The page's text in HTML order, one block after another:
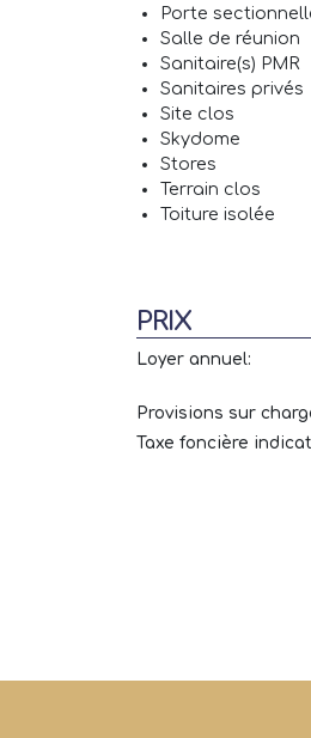
Porte
Salle de réunion
Sanitaire(s) PMR
Sanitaires privés
Site clos
Skydome
Stores
Terrain clos
Toiture isolée
PRIX
Loyer annuel:
Provisions sur
Taxe foncière